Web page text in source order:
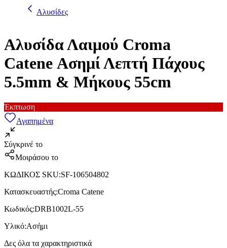
Αλυσίδες
Αλυσίδα Λαιμού Croma
Catene Ασημί Λεπτή Πάχους
5.5mm & Μήκους 55cm
Έκπτωση
Αγαπημένα
Σύγκρινέ το
Μοιράσου το
ΚΩΔΙΚΟΣ SKU:SF-106504802
Κατασκευαστής:Croma Catene
Κωδικός:DRB1002L-55
Υλικό:Ασήμι
Δες όλα τα χαρακτηριστικά